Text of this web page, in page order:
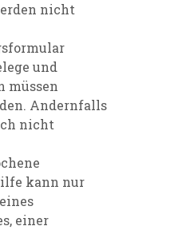
nicht
und
müssen
Andernfalls
nicht
kann nur
einer